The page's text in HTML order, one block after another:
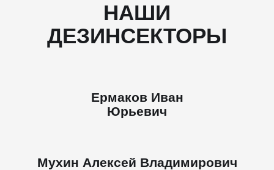
НАШИ
ДЕЗИНСЕКТОРЫ
Ермаков Иван
Юрьевич
Мухин Алексей Владимирович